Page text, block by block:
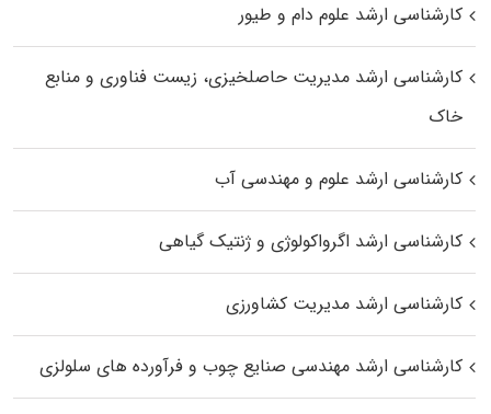
کارشناسی ارشد علوم دام و طیور
کارشناسی ارشد مدیریت حاصلخیزی، زیست فناوری و منابع
خاک
کارشناسی ارشد علوم و مهندسی آب
کارشناسی ارشد اگرواکولوژی و ژنتیک گیاهی
کارشناسی ارشد مدیریت کشاورزی
کارشناسی ارشد مهندسی صنایع چوب و فرآورده‌ های سلولزی